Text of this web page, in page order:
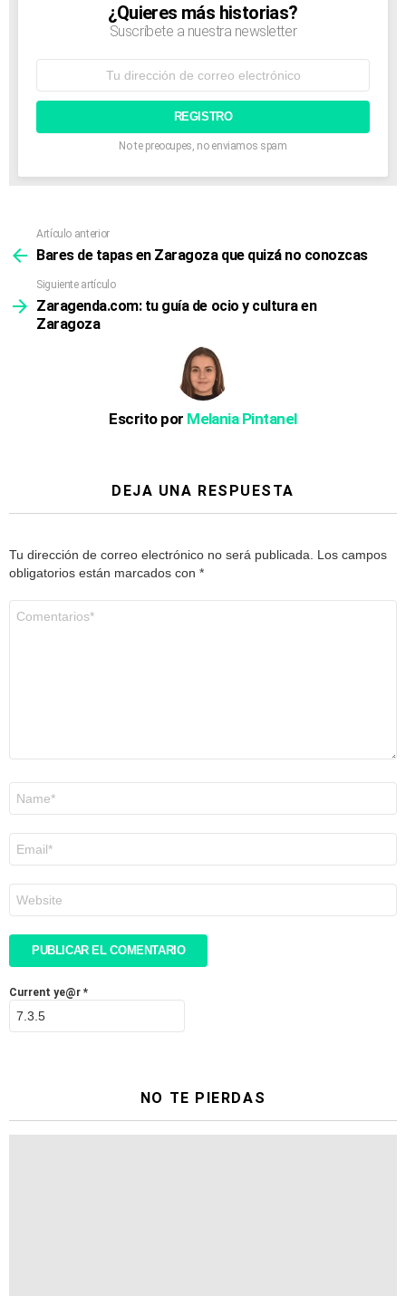
NEWSLETTER¿Quieres más historias?
Suscríbete a nuestra newsletter
correo
No te preocupes, no enviamos spam
más
Artículo anterior
Bares de tapas en Zaragoza que quizá no conozcas
Siguiente artículo
Zaragenda.com: tu guía de ocio y cultura en
Zaragoza
Escrito por Melania Pintanel
DEJA UNA RESPUESTA
Tu dirección de correo electrónico no será publicada.
Los campos
obligatorios están marcados con *
electrónico
*
Current ye@r *
NO TE PIERDAS